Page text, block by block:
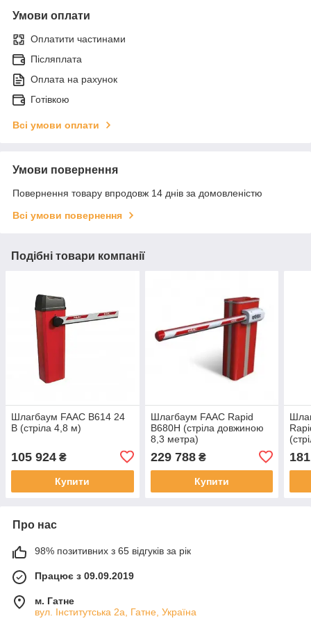
Умови оплати
Оплатити частинами
Післяплата
Оплата на рахунок
Готівкою
Всі умови оплати
Умови повернення
Повернення товару впродовж 14 днів за домовленістю
Всі умови повернення
Подібні товари компанії
Шлагбаум FAAC B614 24
В (стріла 4,8 м)
105 924 ₴
Купити
Шлагбаум FAAC Rapid
B680H (стріла довжиною
8,3 метра)
229 788₴
Купити
Про нас
98% позитивних з 65 відгуків за рік
Працює з 09.09.2019
м. Гатне
вул. Інститутська 2а, Гатне, Україна